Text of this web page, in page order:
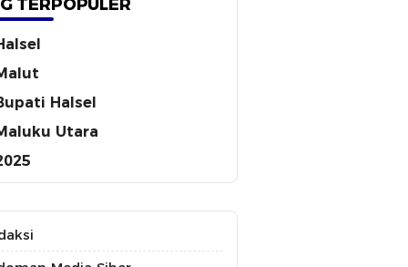
TERPOPULER
Halsel
Utara